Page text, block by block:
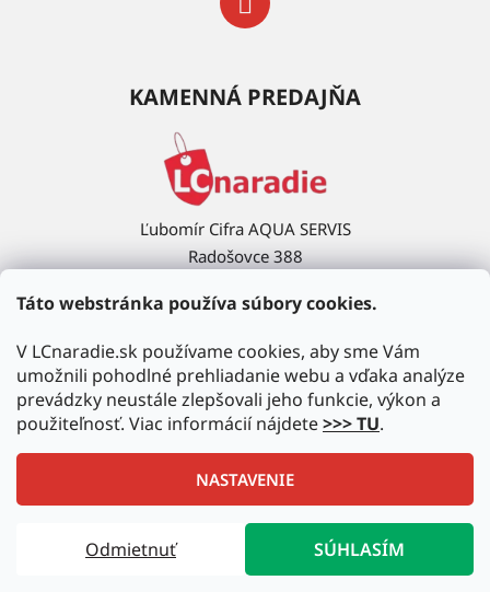
Táto webstránka používa súbory cookies.
V LCnaradie.sk používame cookies, aby sme Vám
umožnili pohodlné prehliadanie webu a vďaka analýze
prevádzky neustále zlepšovali jeho funkcie, výkon a
použiteľnosť. Viac informácií nájdete>>> TU.
NASTAVENIE
Odmietnuť SÚHLASÍM
KAMENNÁ PREDAJŇA
Ľubomír Cifra AQUA SERVIS
Radošovce 388
Upravil Balkys
Copyright 2026LCnaradie.sk
. Všetky práva vyhradené.
Upraviť nastavenie cookies